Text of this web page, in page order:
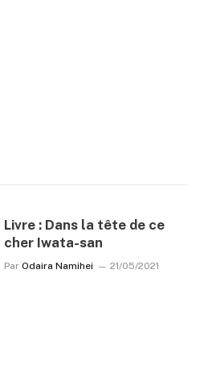
Livre : Dans la tête de ce
cher Iwata-san
Par Odaira Namihei 21/05/2021